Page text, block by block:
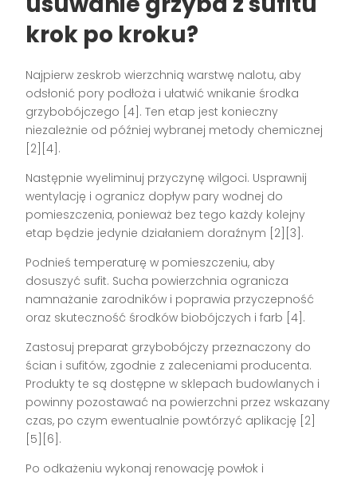
krok po kroku?
Najpierw zeskrob wierzchnią warstwę nalotu, aby
odsłonić pory podłoża i ułatwić wnikanie środka
grzybobójczego [4]. Ten etap jest konieczny
niezależnie od później wybranej metody chemicznej
[2][4].
Następnie wyeliminuj przyczynę wilgoci. Usprawnij
wentylację i ogranicz dopływ pary wodnej do
pomieszczenia, ponieważ bez tego każdy kolejny
etap będzie jedynie działaniem doraźnym [2][3].
Podnieś temperaturę w pomieszczeniu, aby
dosuszyć sufit. Sucha powierzchnia ogranicza
namnażanie zarodników i poprawia przyczepność
oraz skuteczność środków biobójczych i farb [4].
Zastosuj preparat grzybobójczy przeznaczony do
ścian i sufitów, zgodnie z zaleceniami producenta.
Produkty te są dostępne w sklepach budowlanych i
powinny pozostawać na powierzchni przez wskazany
czas, po czym ewentualnie powtórzyć aplikację [2]
[5][6].
Po odkażeniu wykonaj renowację powłok i